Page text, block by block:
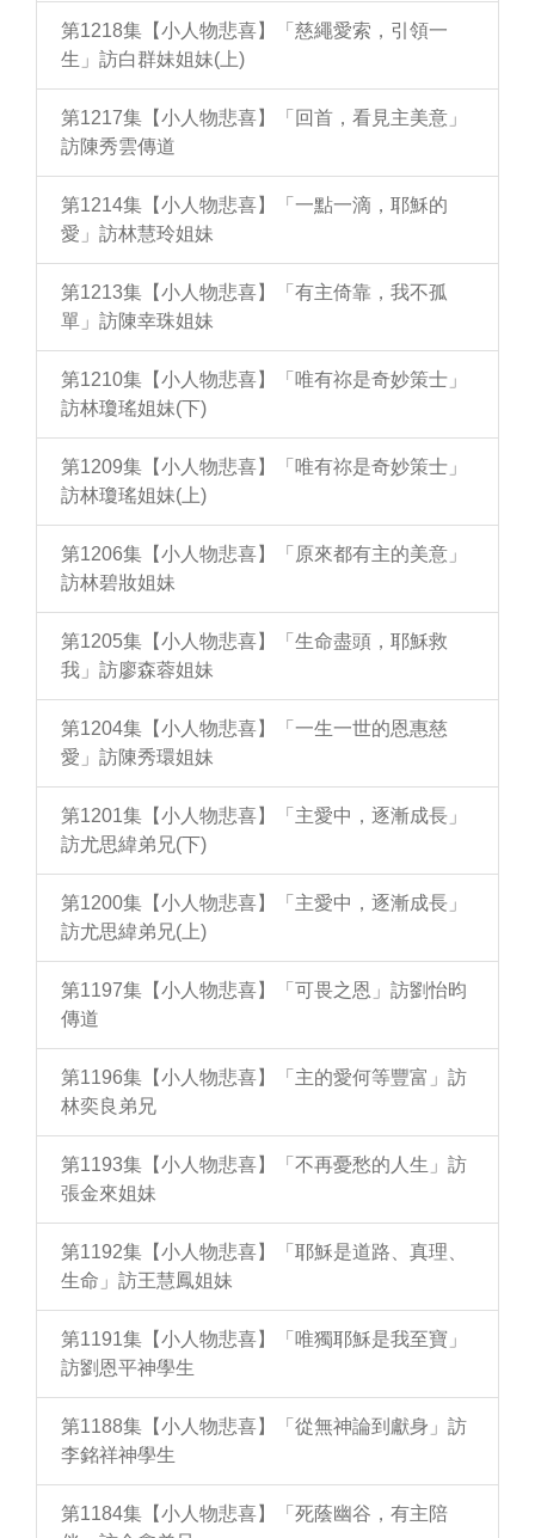
第1218集【小人物悲喜】「慈繩愛索，引領一
生」訪白群妹姐妹(上)
第1217集【小人物悲喜】「回首，看見主美意」
訪陳秀雲傳道
第1214集【小人物悲喜】「一點一滴，耶穌的
愛」訪林慧玲姐妹
第1213集【小人物悲喜】「有主倚靠，我不孤
單」訪陳幸珠姐妹
第1210集【小人物悲喜】「唯有祢是奇妙策士」
訪林瓊瑤姐妹(下)
第1209集【小人物悲喜】「唯有祢是奇妙策士」
訪林瓊瑤姐妹(上)
第1206集【小人物悲喜】「原來都有主的美意」
訪林碧妝姐妹
第1205集【小人物悲喜】「生命盡頭，耶穌救
我」訪廖森蓉姐妹
第1204集【小人物悲喜】「一生一世的恩惠慈
愛」訪陳秀環姐妹
第1201集【小人物悲喜】「主愛中，逐漸成長」
訪尤思緯弟兄(下)
第1200集【小人物悲喜】「主愛中，逐漸成長」
訪尤思緯弟兄(上)
第1197集【小人物悲喜】「可畏之恩」訪劉怡昀
傳道
第1196集【小人物悲喜】「主的愛何等豐富」訪
林奕良弟兄
第1193集【小人物悲喜】「不再憂愁的人生」訪
張金來姐妹
第1192集【小人物悲喜】「耶穌是道路、真理、
生命」訪王慧鳳姐妹
第1191集【小人物悲喜】「唯獨耶穌是我至寶」
訪劉恩平神學生
第1188集【小人物悲喜】「從無神論到獻身」訪
李銘祥神學生
第1184集【小人物悲喜】「死蔭幽谷，有主陪